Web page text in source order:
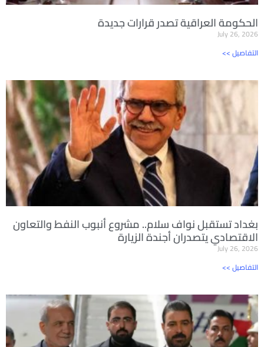
الحكومة العراقية تصدر قرارات جديدة
July 26, 2026
<< التفاصيل
بغداد تستقبل نواف سلام.. مشروع أنبوب النفط والتعاون
الاقتصادي يتصدران أجندة الزيارة
July 26, 2026
<< التفاصيل